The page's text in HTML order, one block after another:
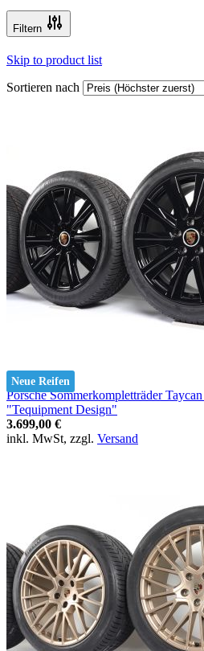
Filtern
Skip to product list
Sortieren nach
Neue Reifen
Porsche Sommerkompletträder
"Tequipment Design"
3.699,00 €
inkl. MwSt, zzgl. Versand